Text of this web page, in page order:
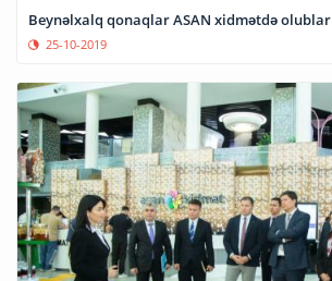
Beynəlxalq qonaqlar ASAN xidmətdə olublar
25-10-2019